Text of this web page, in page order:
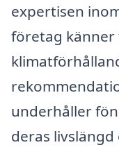
expertisen
företag känner
underhåller
deras